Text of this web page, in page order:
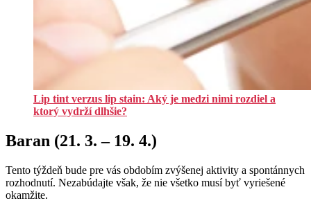
Lip tint verzus lip stain: Aký je medzi nimi rozdiel a
ktorý vydrží dlhšie?
Baran (21. 3. – 19. 4.)
Tento týždeň bude pre vás obdobím zvýšenej aktivity a spontánnych
rozhodnutí. Nezabúdajte však, že nie všetko musí byť vyriešené
okamžite.